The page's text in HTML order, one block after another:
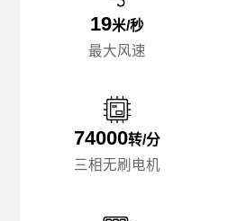
19米/秒
最大风速
74000转/分
三相无刷电机